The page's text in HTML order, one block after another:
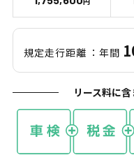
規定走行距離 ：年間
リース料に